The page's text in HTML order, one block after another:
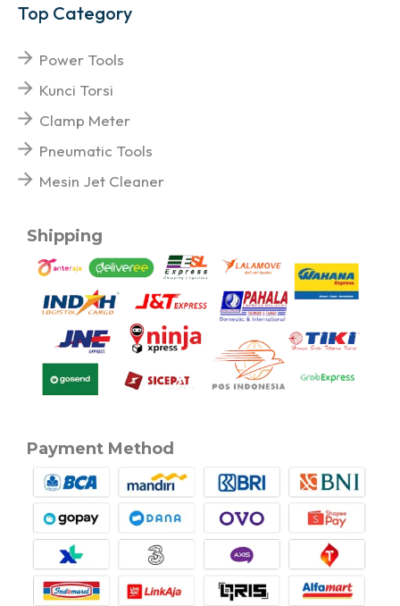
Top Category
Power Tools
Kunci Torsi
Clamp Meter
Pneumatic Tools
Mesin Jet Cleaner
Shipping
Payment Method